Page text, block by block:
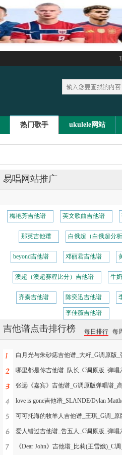
热门歌手 ukulele网站
易唱网站推广
梅艳芳吉他谱 英文歌曲吉他谱
那英吉他谱 白俄超（白俄超分
beyond吉他谱 邓丽君吉他谱
澳超（澳超赛程比分）吉他谱 牛
齐秦吉他谱 陈奕迅吉他谱
李佳薇吉他谱
吉他谱点击排行榜 每日排行 每
白月光与朱砂痣吉他谱_大籽_G调原版
哪里都是你吉他谱_队长_C调原版_弹唱
张远《嘉宾》吉他谱_G调原版弹唱谱_
love is gone吉他谱_SLANDE/Dylan
可可托海的牧羊人吉他谱_王琪_G调_原
爱人错过吉他谱_告五人_C调原版_弹唱
《Dear John》吉他谱_比莉(王雪娥)_C